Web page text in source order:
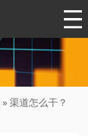
» 渠道怎么干？